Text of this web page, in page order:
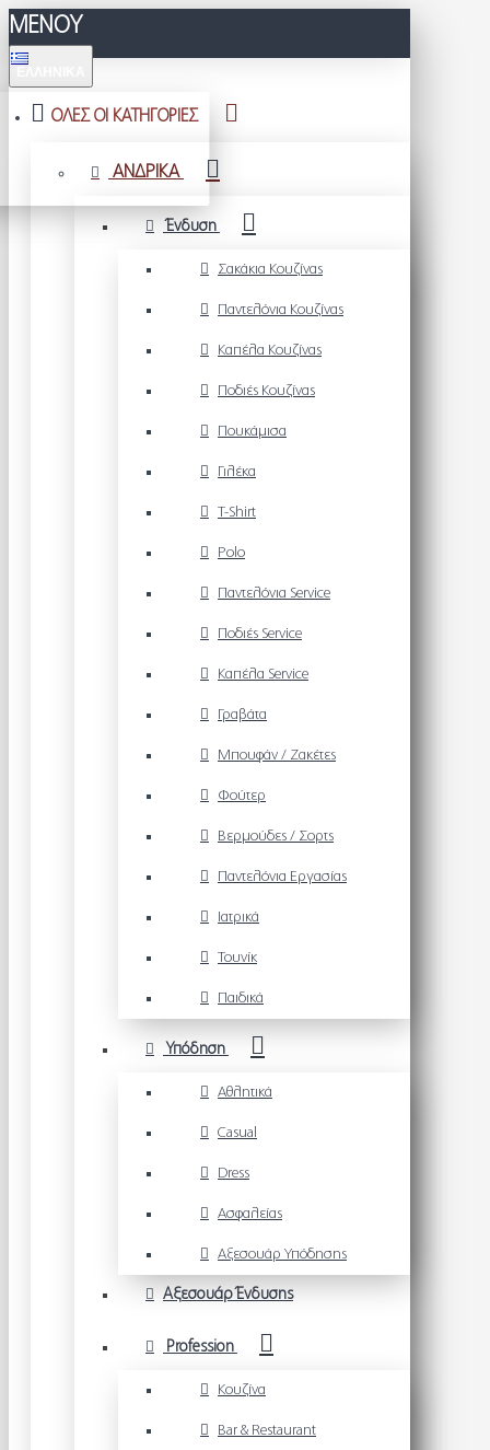
ΜΕΝΟΥ
ΟΛΕΣ ΟΙ ΚΑΤΗΓΟΡΙΕΣ
ΑΝΔΡΙΚΑ
Ένδυση
Σακάκια Κουζίνας
Παντελόνια Κουζίνας
Καπέλα Κουζίνας
Ποδιές Κουζίνας
Πουκάμισα
Γιλέκα
T-Shirt
Polo
Παντελόνια Service
Ποδιές Service
Καπέλα Service
Γραβάτα
Μπουφάν / Ζακέτες
Φούτερ
Βερμούδες / Σορτς
Παντελόνια Εργασίας
Ιατρικά
Τουνίκ
Παιδικά
Υπόδηση
Αθλητικά
Casual
Dress
Ασφαλείας
Αξεσουάρ Υπόδησης
Αξεσουάρ Ένδυσης
Profession
Κουζίνα
Bar & Restaurant